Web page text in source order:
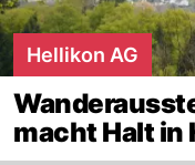
Hellikon AG
macht Halt in